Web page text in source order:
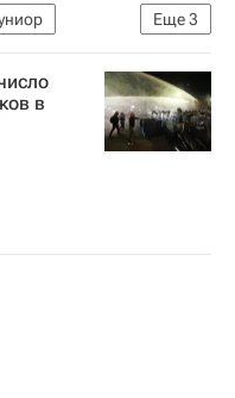
Еще3
в